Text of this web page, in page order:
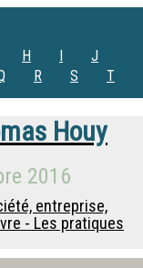
H I
J
R S
T
Houy
2016
entreprise,
- Les pratiques